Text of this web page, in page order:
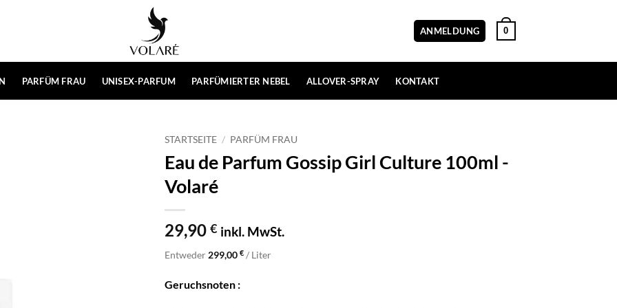
ANMELDUNG 0
PARFÜM FRAU UNISEX-PARFUM PARFÜMIERTER NEBEL ALLOVER-SPRAY KONTAKT
STARTSEITE / PARFÜM FRAU
Eau de Parfum Gossip Girl Culture 100ml -
Volaré
29,90 € inkl. MwSt.
Entweder 299,00 € / Liter
Geruchsnoten :